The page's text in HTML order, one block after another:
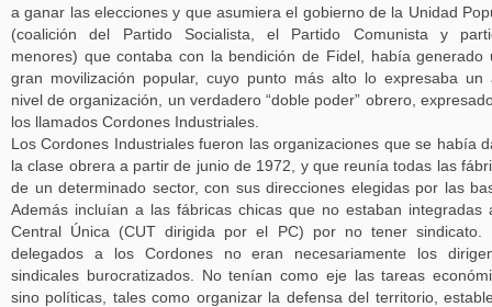
a ganar las elecciones y que asumiera el gobierno de la Unidad
(coalición del Partido Socialista, el Partido Comunista y
menores) que contaba con la bendición de Fidel, había generado
gran movilización popular, cuyo punto más alto lo expresaba un
nivel de organización, un verdadero “doble poder” obrero,
los llamados Cordones Industriales.
Los Cordones Industriales fueron las organizaciones que se había
la clase obrera a partir de junio de 1972, y que reunía todas las
de un determinado sector, con sus direcciones elegidas por las
Además incluían a las fábricas chicas que no estaban integradas
Central Única (CUT dirigida por el PC) por no tener sindicato.
delegados a los Cordones no eran necesariamente los
sindicales burocratizados. No tenían como eje las tareas
sino políticas, tales como organizar la defensa del territorio,